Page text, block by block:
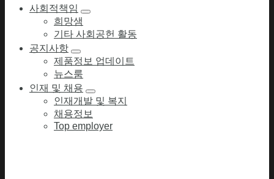
사회적책임
희망샘
기타 사회공헌 활동
공지사항
제품정보 업데이트
뉴스룸
인재 및 채용
인재개발 및 복지
채용정보
Top employer